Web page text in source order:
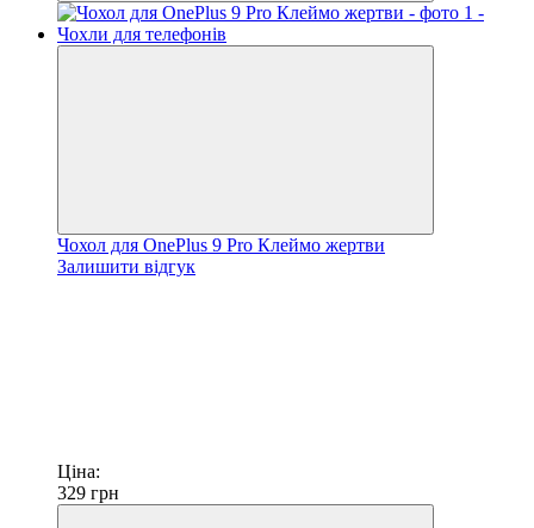
Чохол для OnePlus 9 Pro Клеймо жертви
Залишити відгук
Ціна:
329 грн